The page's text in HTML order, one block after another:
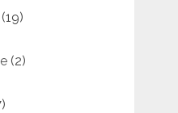
(19)
(2)